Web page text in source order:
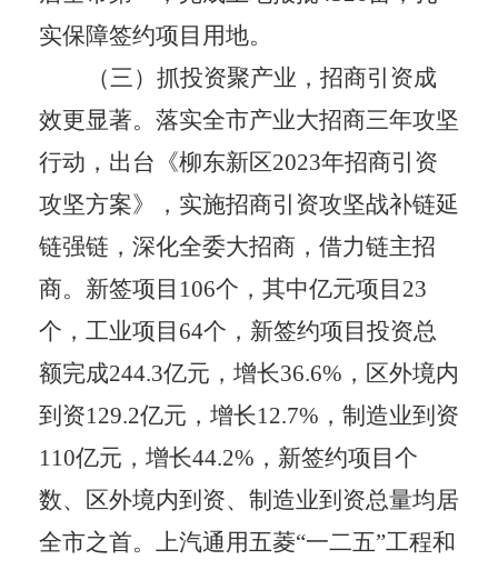
实保障签约项目用地。
（三）抓投资聚产业，招商引资成
效更显著。 落实全市产业大招商三年攻坚
行动，出台《柳东新区2023年招商引资
攻坚方案》，实施招商引资攻坚战补链延
链强链，深化全委大招商，借力链主招
商。新签项目 106个，其中亿元项目 23
个，工业项目 64个，新签约项目投资总
额完成244.3亿元，增长36.6% ，区外境内
到资129.2亿元，增长12.7% ，制造业到资
110亿元，增长44.2% ，新签约项目个
数、区外境内到资、制造业到资总量均居
全市之首。上汽通用五菱“一二五”工程和